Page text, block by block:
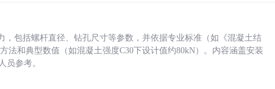
包括螺杆直径、钻孔尺寸等参数，并依据专业标准（如《混凝土结
法和典型数值（如混凝土强度C30下设计值约80kN）。内容涵盖安装
员参考。